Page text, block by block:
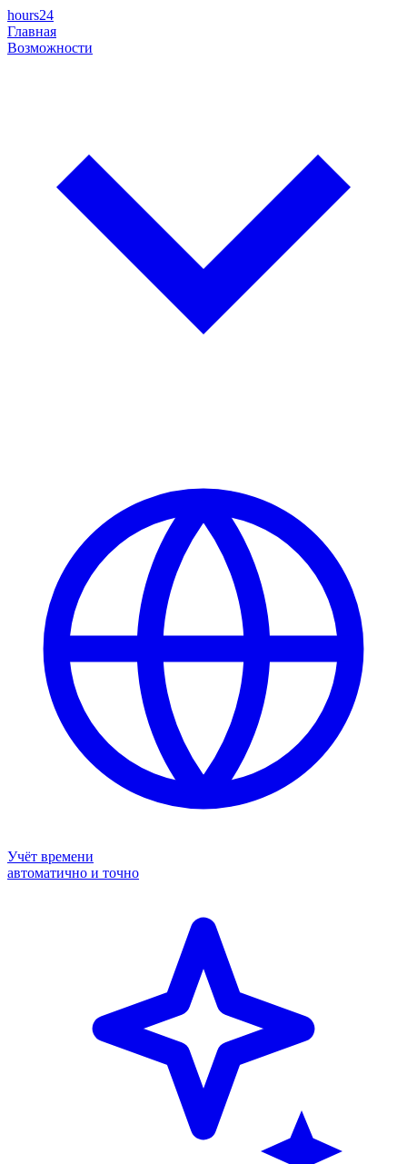
hours24
Главная
Возможности
Учёт времени
автоматично и точно